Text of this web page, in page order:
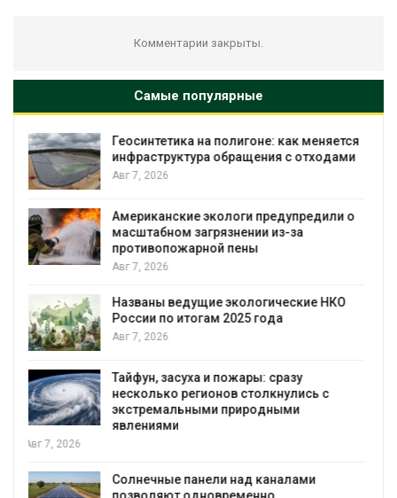
Комментарии закрыты.
Самые популярные
Минприроды потребовало ускорить
строительство мусорных объектов и
уборку контейнерных площадок
Панамский канал вновь ограничивает
загрузку судов из-за дефицита пресной
воды
В китайской провинции Шэньси из-за
паводков эвакуировали более 140 тыс.
человек
МЕГА и ВкусВилл установили
экообменники для сбора вторсырья
Авг 6, 2026
Учёные предложили получать питьевую
воду из воздуха с помощью ветра